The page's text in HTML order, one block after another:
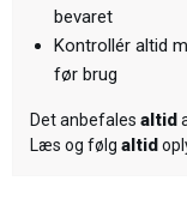
bevaret
Kontrollér altid
før brug
Det anbefales altid
Læs og følg altid